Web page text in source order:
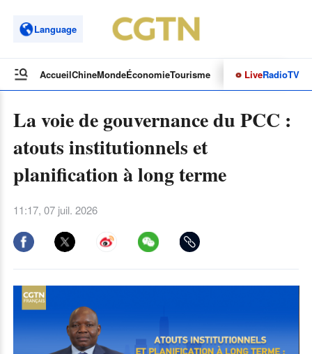
Language
AccueilChineMondeÉconomieTourismeCulture&SportOpinions
LiveRadioTV
La voie de gouvernance du PCC :
atouts institutionnels et
planification à long terme
11:17, 07 juil. 2026